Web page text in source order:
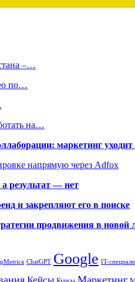
–…
по…
на…
маркетинг уходит
напрямую через Adfox
результат — нет
и закрепляют его в поиске
продвижения в новой
ChatGPT Google IT-
Маркетинг